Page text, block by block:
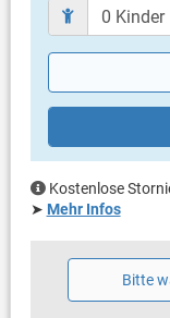
Weitere
Garten zur
Grill vorhanden
Privater
Swimmingpool
Heizung
Klimaanlage im
Bettwäsche
Handtücher
Internet per
Kostenlose
➤ Mehr Infos
Bitte